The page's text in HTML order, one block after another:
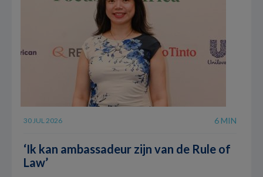
30 JUL 2026 6 MIN
‘Ik kan ambassadeur zijn van de Rule of
Law’